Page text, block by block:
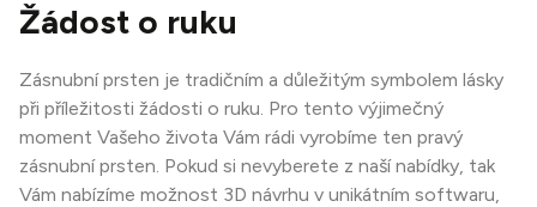
Žádost o ruku
Zásnubní prsten je tradičním a důležitým symbolem lásky
při příležitosti žádosti o ruku. Pro tento výjimečný
moment Vašeho života Vám rádi vyrobíme ten pravý
zásnubní prsten. Pokud si nevyberete z naší nabídky, tak
Vám nabízíme možnost 3D návrhu v unikátním softwaru,